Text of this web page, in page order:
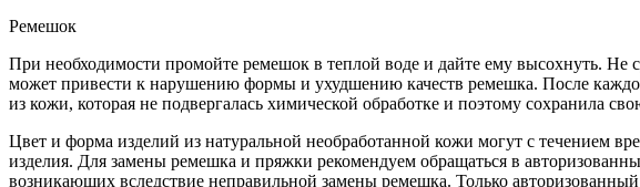
Ремешок
При необходимости промойте ремешок в теплой воде и дайте ему высохнуть.
может привести к нарушению формы и ухудшению качеств ремешка. После
из кожи, которая не подвергалась химической обработке и поэтому сохранила
Цвет и форма изделий из натуральной необработанной кожи могут с течением
изделия. Для замены ремешка и пряжки рекомендуем обращаться в
возникающих вследствие неправильной замены ремешка. Только